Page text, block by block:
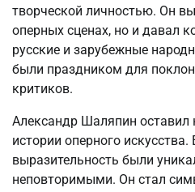
творческой личностью. Он
оперных сценах, но и давал
русские и зарубежные
были праздником для
критиков.
Александр Шаляпин оставил
истории оперного искусства.
выразительность были
неповторимыми. Он стал